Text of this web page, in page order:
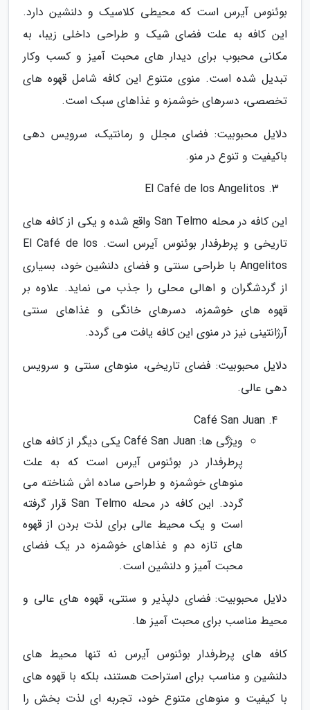
بوئنوس آیرس است که محیطی کلاسیک و دلنشین دارد.
این کافه به علت فضای شیک و طراحی داخلی زیبا، به
مکانی محبوب برای دیدار های محبت آمیز و کسب وکار
تبدیل شده است. منوی متنوع این کافه شامل قهوه های
تخصصی، دسرهای خوشمزه و غذاهای سبک است.
دلایل محبوبیت: فضای مجلل و رمانتیک، سرویس دهی
باکیفیت و تنوع در منو.
El Café de los Angelitos
این کافه در محله San Telmo واقع شده و یکی از کافه های
تاریخی و پرطرفدار بوئنوس آیرس است. El Café de los
Angelitos با طراحی سنتی و فضای دلنشین خود، بسیاری
از گردشگران و اهالی محلی را جذب می نماید. علاوه بر
قهوه های خوشمزه، دسرهای خانگی و غذاهای سنتی
آرژانتینی نیز در منوی این کافه یافت می گردد.
دلایل محبوبیت: فضای تاریخی، منوهای سنتی و سرویس
دهی عالی.
Café San Juan
ویژگی ها: Café San Juan یکی دیگر از کافه های
پرطرفدار در بوئنوس آیرس است که به علت
منوهای خوشمزه و طراحی ساده اش شناخته می
گردد. این کافه در محله San Telmo قرار گرفته
است و یک محیط عالی برای لذت بردن از قهوه
های تازه دم و غذاهای خوشمزه در یک فضای
محبت آمیز و دلنشین است.
دلایل محبوبیت: فضای دلپذیر و سنتی، قهوه های عالی و
محیط مناسب برای محبت آمیز ها.
کافه های پرطرفدار بوئنوس آیرس نه تنها محیط های
دلنشین و مناسب برای استراحت هستند، بلکه با قهوه های
با کیفیت و منوهای متنوع خود، تجربه ای لذت بخش را